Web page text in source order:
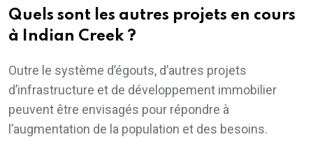
Quels sont les autres projets en cours
à Indian Creek ?
Outre le système d’égouts, d’autres projets
d’infrastructure et de développement immobilier
peuvent être envisagés pour répondre à
l’augmentation de la population et des besoins.